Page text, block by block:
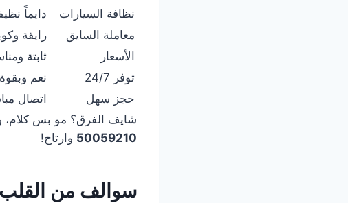
نظافة السيارات
دايماً
معاملة السايق
رايقة
الأسعار
ثابتة
توفر 24/7
نعم وبقوة
حجز سهل
اتصال
شايف الفرق؟ مو بس كلام،
50059210 وارتاح!
سوالف من